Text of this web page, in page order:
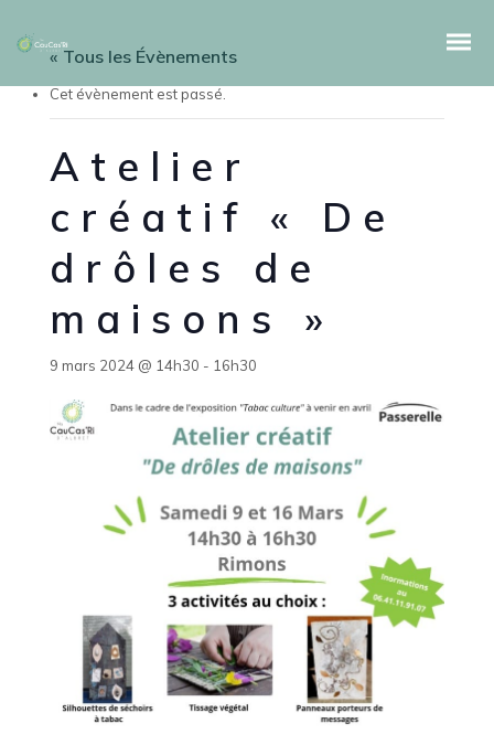
« Tous les Évènements
Cet évènement est passé.
Atelier
créatif « De
drôles de
maisons »
9 mars 2024 @ 14h30 - 16h30